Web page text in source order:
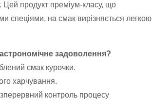
Цей продукт преміум-класу, що
спеціями, на смак вирізняється легкою
задоволення?
смак курочки.
харчування.
контроль процесу